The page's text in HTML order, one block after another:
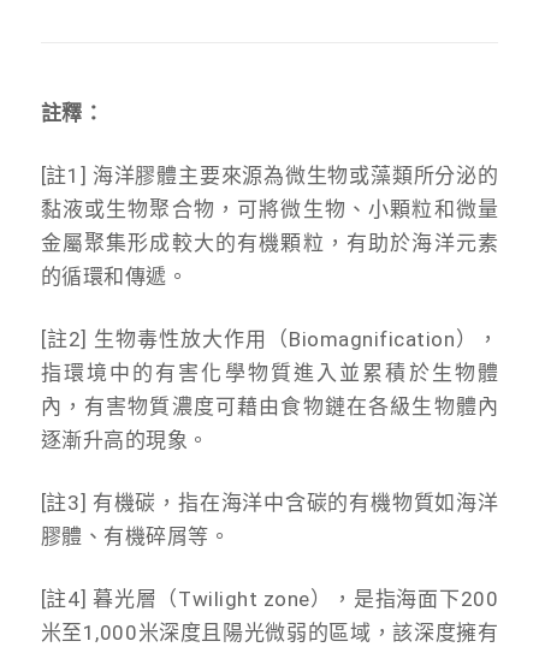
註釋：
[註1] 海洋膠體主要來源為微生物或藻類所分泌的
黏液或生物聚合物，可將微生物、小顆粒和微量
金屬聚集形成較大的有機顆粒，有助於海洋元素
的循環和傳遞。
[註2] 生物毒性放大作用（Biomagnification），
指環境中的有害化學物質進入並累積於生物體
內，有害物質濃度可藉由食物鏈在各級生物體內
逐漸升高的現象。
[註3] 有機碳，指在海洋中含碳的有機物質如海洋
膠體、有機碎屑等。
[註4] 暮光層（Twilight zone），是指海面下200
米至1,000米深度且陽光微弱的區域，該深度擁有